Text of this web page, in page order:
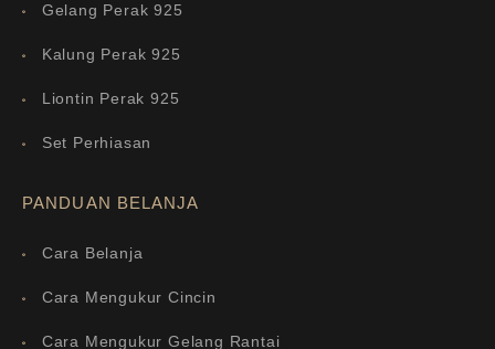
Gelang Perak 925
Kalung Perak 925
Liontin Perak 925
Set Perhiasan
PANDUAN BELANJA
Cara Belanja
Cara Mengukur Cincin
Cara Mengukur Gelang Rantai